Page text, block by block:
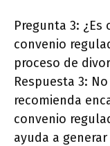
Pregunta 3:
convenio
proceso de
Respuesta 3:
recomienda
convenio
ayuda a